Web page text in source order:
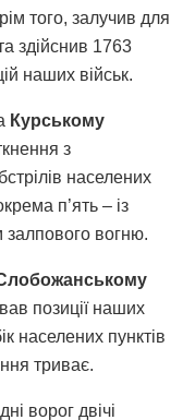
того, залучив для
здійснив 1763
наших військ.
Курському
з
населених
п’ять – із
залпового вогню.
позиції наших
населених пунктів
триває.
ворог двічі